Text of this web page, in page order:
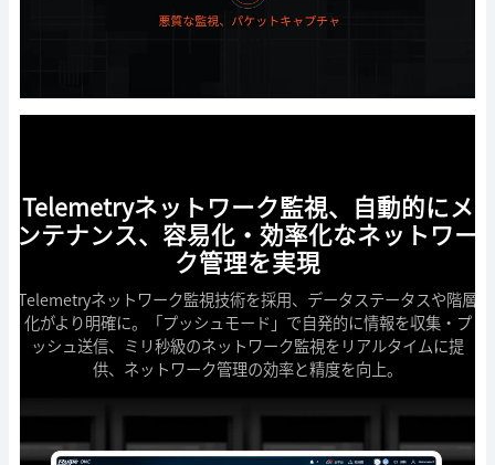
Telemetryネットワーク監視、自動的にメ
ンテナンス、容易化・効率化なネットワー
ク管理を実現
Telemetryネットワーク監視技術を採用、データステータスや階層
化がより明確に。「プッシュモード」で自発的に情報を収集・プ
ッシュ送信、ミリ秒級のネットワーク監視をリアルタイムに提
供、ネットワーク管理の効率と精度を向上。